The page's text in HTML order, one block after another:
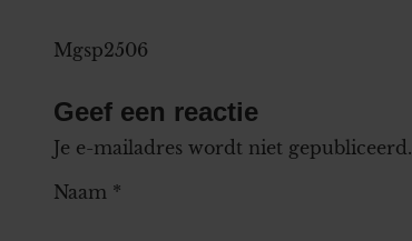
Mgsp2506
Geef een reactie
Je e-mailadres wordt niet gepubliceerd.
Naam *